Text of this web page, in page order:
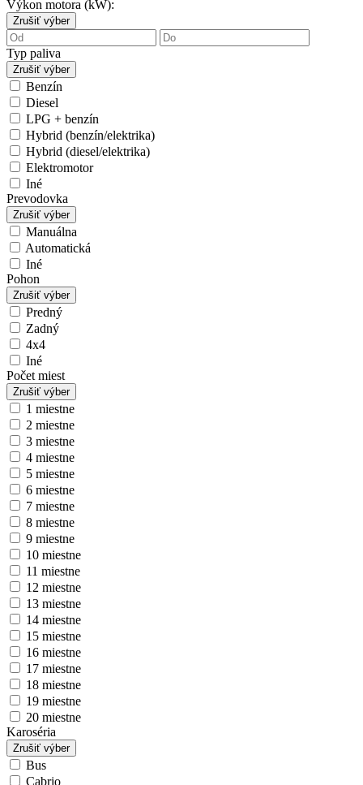
Výkon motora (kW):
Zrušiť výber
Typ paliva
Zrušiť výber
Benzín
Diesel
LPG + benzín
Hybrid (benzín/elektrika)
Hybrid (diesel/elektrika)
Elektromotor
Iné
Prevodovka
Zrušiť výber
Manuálna
Automatická
Iné
Pohon
Zrušiť výber
Predný
Zadný
4x4
Iné
Počet miest
Zrušiť výber
1 miestne
2 miestne
3 miestne
4 miestne
5 miestne
6 miestne
7 miestne
8 miestne
9 miestne
10 miestne
11 miestne
12 miestne
13 miestne
14 miestne
15 miestne
16 miestne
17 miestne
18 miestne
19 miestne
20 miestne
Karoséria
Zrušiť výber
Bus
Cabrio